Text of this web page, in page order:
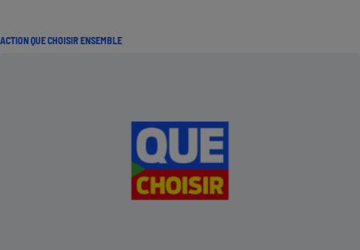
ACTION QUE CHOISIR ENSEMBLE